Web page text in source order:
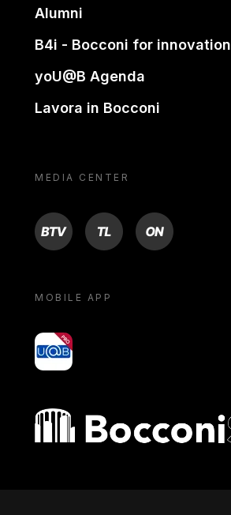
Alumni
B4i - Bocconi for innovation
yoU@B Agenda
Lavora in Bocconi
MEDIA CENTER
BTV TL ON
MOBILE APP
yoU@B
Bocconi shop